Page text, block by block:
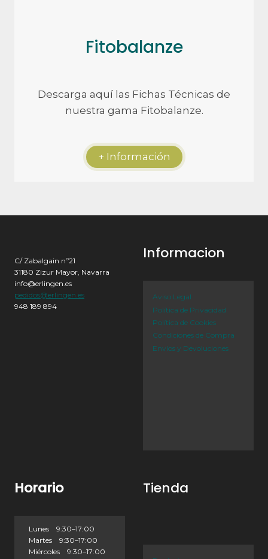
Fitobalanze
Descarga aquí las Fichas Técnicas de
nuestra gama Fitobalanze.
+ Información
C/ Zabalgain nº21
31180 Zizur Mayor, Navarra
info@erlingen.es
pedidos@erlingen.es
948 189 894
Informacion
Aviso Legal
Política de Privacidad
Política de Cookies
Condiciones de Compra
Envíos y Devoluciones
Horario
Lunes 9:30–17:00
Martes 9:30–17:00
Miércoles 9:30–17:00
Tienda